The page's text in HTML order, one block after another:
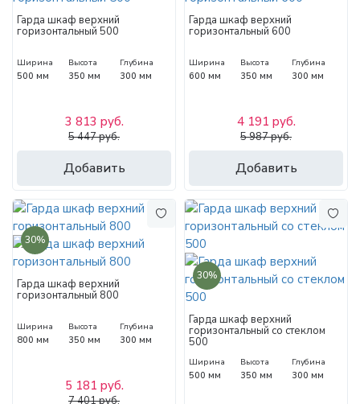
Гарда шкаф верхний
горизонтальный 500
Ширина
500 мм
Высота
350 мм
Глубина
300 мм
Добавить
3 813 руб.
5 447 руб.
Гарда шкаф верхний
горизонтальный 600
Ширина
600 мм
Высота
350 мм
Глубина
300 мм
Добавить
4 191 руб.
5 987 руб.
30%
Гарда шкаф верхний
горизонтальный 800
Ширина
800 мм
Высота
350 мм
Глубина
300 мм
5 181 руб.
7 401 руб.
30%
Гарда шкаф верхний
горизонтальный со стеклом
500
Ширина
500 мм
Высота
350 мм
Глубина
300 мм